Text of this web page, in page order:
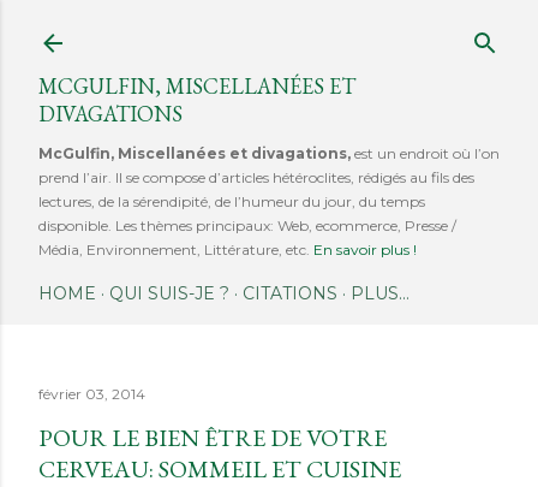
MCGULFIN, MISCELLANÉES ET
DIVAGATIONS
McGulfin, Miscellanées et divagations, est un endroit où l’on
prend l’air. Il se compose d’articles hétéroclites, rédigés au fils des
lectures, de la sérendipité, de l’humeur du jour, du temps
disponible. Les thèmes principaux: Web, ecommerce, Presse /
Média, Environnement, Littérature, etc. En savoir plus !
HOME QUI SUIS-JE ? CITATIONS PLUS…
février 03, 2014
POUR LE BIEN ÊTRE DE VOTRE
CERVEAU: SOMMEIL ET CUISINE